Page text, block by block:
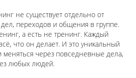
не существует отдельно от
дел, переходов и общения в группе.
а есть не тренинг. Каждый
что он делает. И это уникальный
меняться через повседневные дела,
любых людей.